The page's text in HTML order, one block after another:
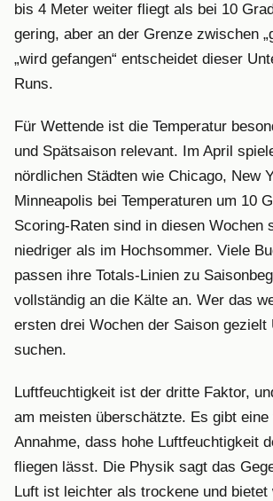
bis 4 Meter weiter fliegt als bei 10
gering, aber an der Grenze zwischen
„wird gefangen“ entscheidet dieser
Runs.
Für Wettende ist die Temperatur
und Spätsaison relevant. Im April
nördlichen Städten wie Chicago, New
Minneapolis bei Temperaturen um 10
Scoring-Raten sind in diesen Wochen
niedriger als im Hochsommer. Viele
passen ihre Totals-Linien zu
vollständig an die Kälte an. Wer das
ersten drei Wochen der Saison gezielt
suchen.
Luftfeuchtigkeit ist der dritte Faktor,
am meisten überschätzte. Es gibt
Annahme, dass hohe Luftfeuchtigkeit
fliegen lässt. Die Physik sagt das
Luft ist leichter als trockene und bietet